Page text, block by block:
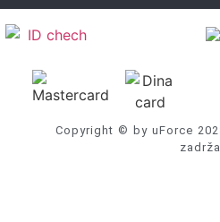
Copyright © by uForce